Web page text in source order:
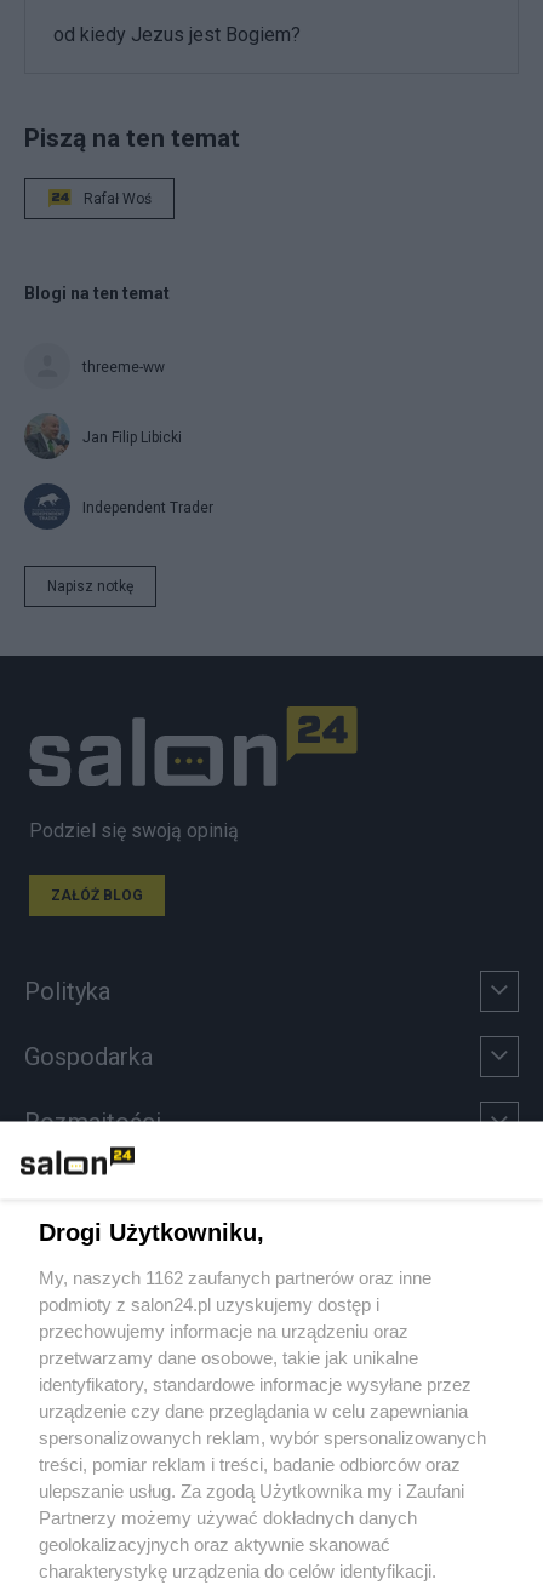
od kiedy Jezus jest Bogiem?
Piszą na ten temat
Rafał Woś
Blogi na ten temat
threeme-ww
Jan Filip Libicki
Independent Trader
Napisz notkę
Podziel się swoją opinią
ZAŁÓŻ BLOG
Polityka
Gospodarka
Rozmaitości
Sport
Społeczeństwo
Kultura
X Facebook Instagram Youtube
Drogi Użytkowniku,
My, naszych 1162 zaufanych partnerów oraz inne
podmioty z salon24.pl uzyskujemy dostęp i
przechowujemy informacje na urządzeniu oraz
przetwarzamy dane osobowe, takie jak unikalne
identyfikatory, standardowe informacje wysyłane przez
urządzenie czy dane przeglądania w celu zapewniania
spersonalizowanych reklam, wybór spersonalizowanych
treści, pomiar reklam i treści, badanie odbiorców oraz
ulepszanie usług. Za zgodą Użytkownika my i Zaufani
Partnerzy możemy używać dokładnych danych
geolokalizacyjnych oraz aktywnie skanować
charakterystykę urządzenia do celów identyfikacji.